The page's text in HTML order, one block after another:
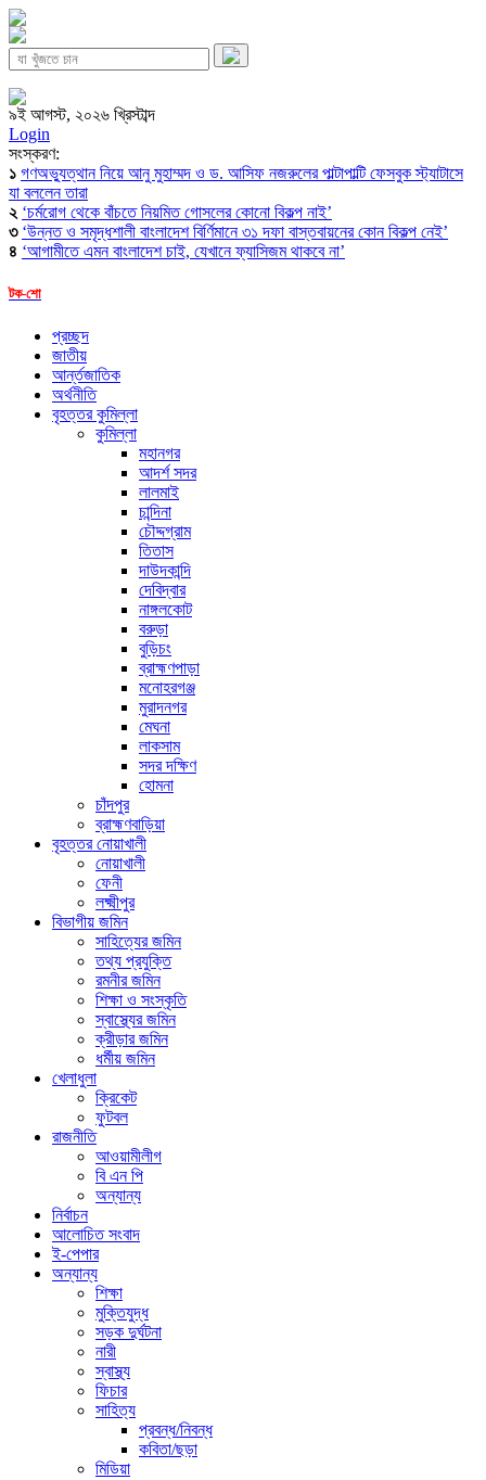
৯ই আগস্ট, ২০২৬ খ্রিস্টাব্দ
Login
সংস্করণ:
১ গণঅভ্যুত্থান নিয়ে আনু মুহাম্মদ ও ড. আসিফ নজরুলের পাল্টাপাল্টি ফেসবুক স্ট্যাটাসে
যা বললেন তারা
২ ‘চর্মরোগ থেকে বাঁচতে নিয়মিত গোসলের কোনো বিকল্প নাই’
৩ ‘উন্নত ও সমৃদ্ধশালী বাংলাদেশ বির্ণিমানে ৩১ দফা বাস্তবায়নের কোন বিকল্প নেই’
৪ ‘আগামীতে এমন বাংলাদেশ চাই, যেখানে ফ্যাসিজম থাকবে না’
টক-শো
প্রচ্ছদ
জাতীয়
আর্ন্তজাতিক
অর্থনীতি
বৃহত্তর কুমিল্লা
কুমিল্লা
মহানগর
আদর্শ সদর
লালমাই
চান্দিনা
চৌদ্দগ্রাম
তিতাস
দাউদকান্দি
দেবিদ্বার
নাঙ্গলকোট
বরুড়া
বুড়িচং
ব্রাহ্মণপাড়া
মনোহরগঞ্জ
মুরাদনগর
মেঘনা
লাকসাম
সদর দক্ষিণ
হোমনা
চাঁদপুর
ব্রাহ্মণবাড়িয়া
বৃহত্তর নোয়াখালী
নোয়াখালী
ফেনী
লক্ষ্মীপুর
বিভাগীয় জমিন
সাহিত্যের জমিন
তথ্য প্রযুক্তি
রমনীর জমিন
শিক্ষা ও সংস্কৃতি
স্বাস্থ্যের জমিন
ক্রীড়ার জমিন
ধর্মীয় জমিন
খেলাধুলা
ক্রিকেট
ফুটবল
রাজনীতি
আওয়ামীলীগ
বি এন পি
অন্যান্য
নির্বাচন
আলোচিত সংবাদ
ই-পেপার
অন্যান্য
শিক্ষা
মুক্তিযুদ্ধ
সড়ক দুর্ঘটনা
নারী
স্বাস্থ্য
ফিচার
সাহিত্য
প্রবন্ধ/নিবন্ধ
কবিতা/ছড়া
মিডিয়া